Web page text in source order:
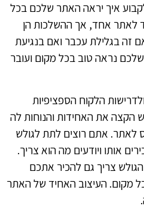
איך יראה האתר שלכם בכל
לאתר אחד, אך ההשלכות הן
זה בגלילת עכבר ואם בנגיעת
נראה טוב בכל מקום ועובר
הלקוח הספציפיות
את האחידות והנוחות לה
לאתר. אתם רוצים לתת לגולש
אותו ויודעים מה הוא צריך.
צריך גם להכיר אתכם
מקום. העיצוב האחיד של האתר